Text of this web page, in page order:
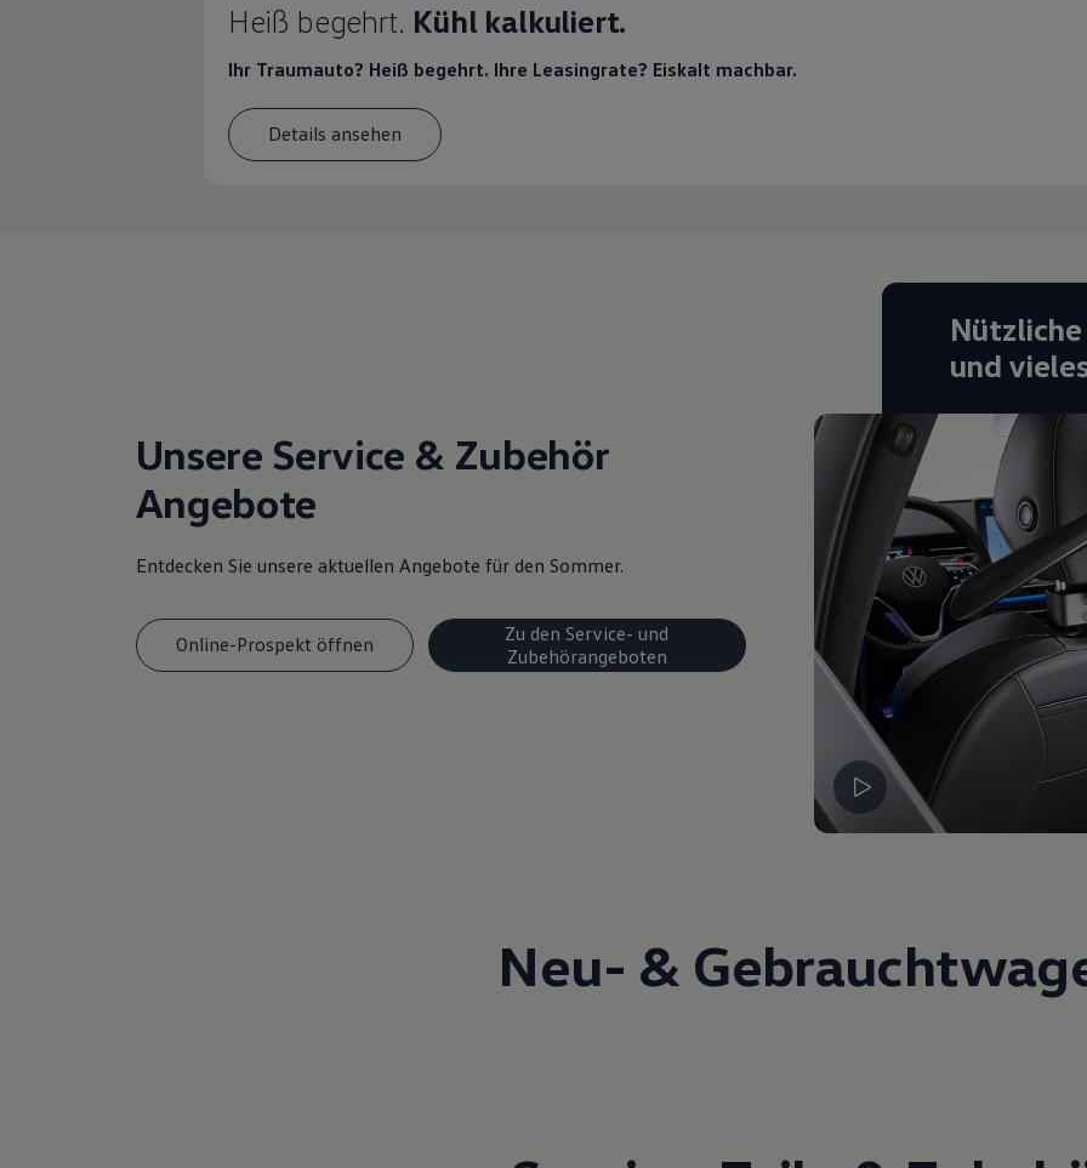
Heiß begehrt. Kühl kalkuliert.
Ihr Traumauto? Heiß begehrt. Ihre Leasingrate? Eiskalt machbar.
Details ansehen
Unsere Service & Zubehör
Angebote
Entdecken Sie unsere aktuellen Angebote für den Sommer.
Online-Prospekt öffnen
Zu den Service- und
Zubehörangeboten
und
Neu- &